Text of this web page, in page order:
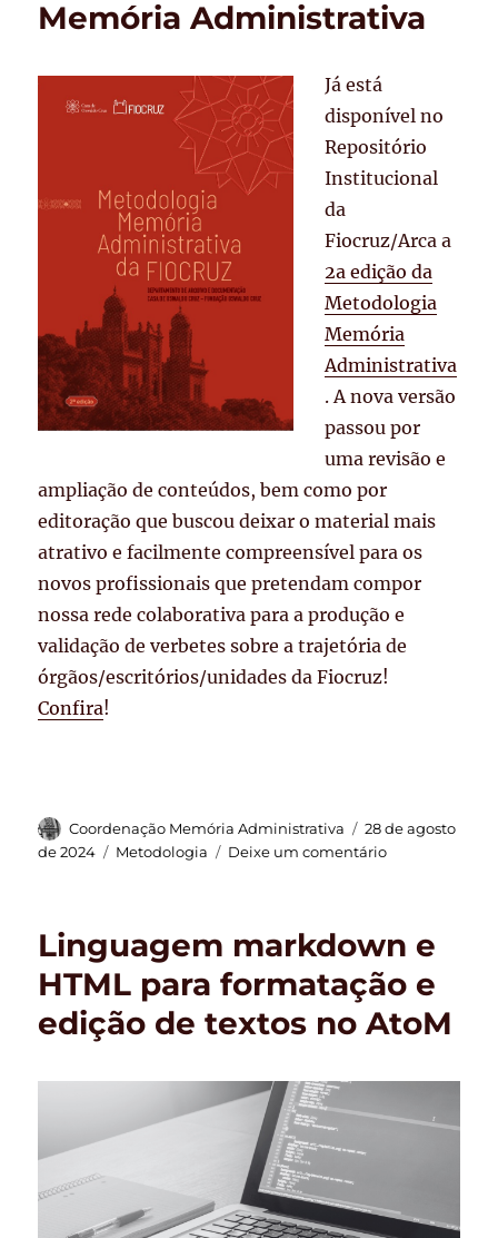
Fiocruz
Memória Administrativa
Já está
disponível no
Repositório
Institucional
da
Fiocruz/Arca a
2a edição da
Metodologia
Memória
Administrativa
. A nova versão
passou por
uma revisão e
ampliação de conteúdos, bem como por
editoração que buscou deixar o material mais
atrativo e facilmente compreensível para os
novos profissionais que pretendam compor
nossa rede colaborativa para a produção e
validação de verbetes sobre a trajetória de
órgãos/escritórios/unidades da Fiocruz!
Confira!
Autor
Coordenação Memória Administrativa
Publicado
em
28 de agosto
de 2024
Categorias
Metodologia Deixe um comentárioem
Metodologia
Administrativa
Linguagem markdown e
HTML para formatação e
edição de textos no AtoM